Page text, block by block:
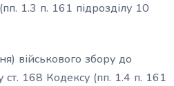
1.3 п. 161 підрозділу 10
військового збору до
ст. 168 Кодексу (пп. 1.4 п. 161